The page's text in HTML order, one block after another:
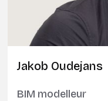
Jakob Oudejans
BIM modelleur